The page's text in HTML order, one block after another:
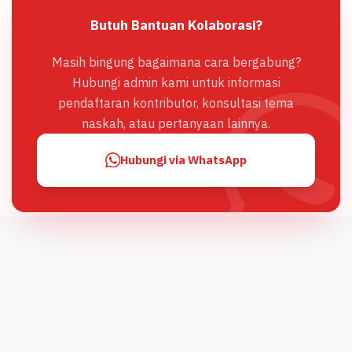
Butuh Bantuan Kolaborasi?
Masih bingung bagaimana cara bergabung?
Hubungi admin kami untuk informasi
pendaftaran kontributor, konsultasi tema
naskah, atau pertanyaan lainnya.
Hubungi via WhatsApp